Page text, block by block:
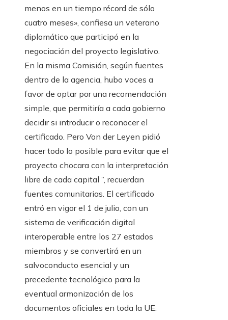
menos en un tiempo récord de sólo
cuatro meses», confiesa un veterano
diplomático que participó en la
negociación del proyecto legislativo.
En la misma Comisión, según fuentes
dentro de la agencia, hubo voces a
favor de optar por una recomendación
simple, que permitiría a cada gobierno
decidir si introducir o reconocer el
certificado. Pero Von der Leyen pidió
hacer todo lo posible para evitar que el
proyecto chocara con la interpretación
libre de cada capital ”, recuerdan
fuentes comunitarias. El certificado
entró en vigor el 1 de julio, con un
sistema de verificación digital
interoperable entre los 27 estados
miembros y se convertirá en un
salvoconducto esencial y un
precedente tecnológico para la
eventual armonización de los
documentos oficiales en toda la UE.